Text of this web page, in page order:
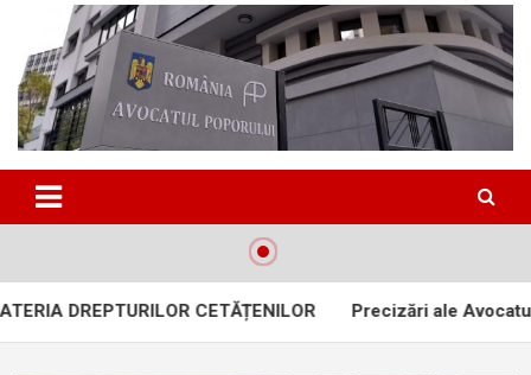
CETĂȚENILOR Precizări ale Avocatului